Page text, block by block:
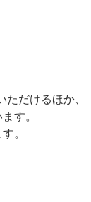
だけるほか、
す。
。